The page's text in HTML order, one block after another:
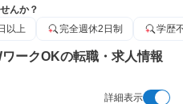
んか？
以上 完全週休2日制 学歴
ークOKの転職・求人情報
詳細表示